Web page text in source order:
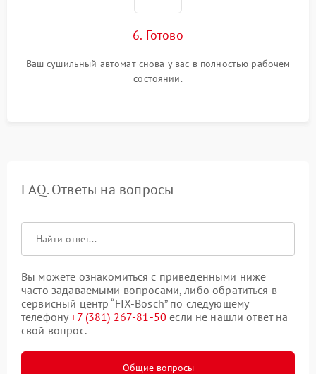
6. Готово
Ваш сушильный автомат снова у вас в полностью рабочем
состоянии.
FAQ. Ответы на вопросы
Вы можете ознакомиться с приведенными ниже
часто задаваемыми вопросами, либо обратиться в
сервисный центр “FIX-Bosch” по следующему
телефону+7 (381) 267-81-50 если не нашли ответ на
свой вопрос.
Общие вопросы